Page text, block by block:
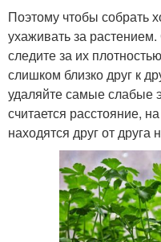
Поэтому чтобы собрать
ухаживать за
следите за их
слишком близко друг к
удаляйте самые слабые
считается расстояние,
находятся друг от друга